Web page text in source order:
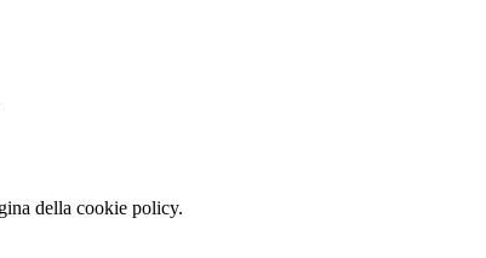
della cookie policy.